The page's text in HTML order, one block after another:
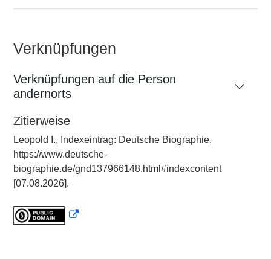
Verknüpfungen
Verknüpfungen auf die Person
andernorts
Zitierweise
Leopold I., Indexeintrag: Deutsche Biographie,
https://www.deutsche-
biographie.de/gnd137966148.html#indexcontent
[07.08.2026].